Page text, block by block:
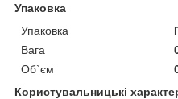
Упаковка
Упаковка
Вага
Об`єм
Користувальницькі